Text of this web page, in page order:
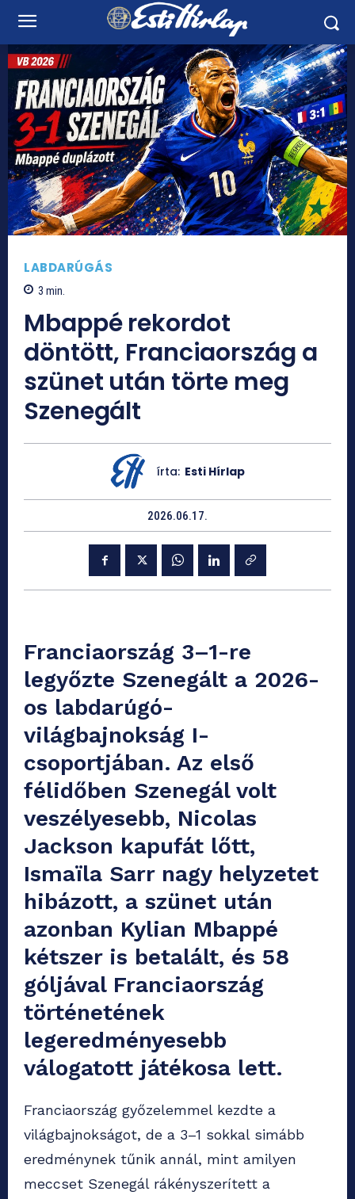
LABDARÚGÁS
3 min.
Mbappé rekordot
döntött, Franciaország a
szünet után törte meg
Szenegált
írta: Esti Hírlap
2026.06.17.
Franciaország 3–1-re
legyőzte Szenegált a 2026-
os labdarúgó-
világbajnokság I-
csoportjában. Az első
félidőben Szenegál volt
veszélyesebb, Nicolas
Jackson kapufát lőtt,
Ismaïla Sarr nagy helyzetet
hibázott, a szünet után
azonban Kylian Mbappé
kétszer is betalált, és 58
góljával Franciaország
történetének
legeredményesebb
válogatott játékosa lett.
Franciaország győzelemmel kezdte a
világbajnokságot, de a 3–1 sokkal simább
eredménynek tűnik annál, mint amilyen
meccset Szenegál rákényszerített a